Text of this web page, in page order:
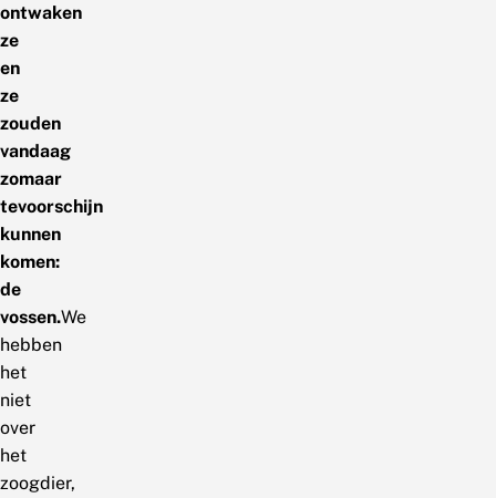
ontwaken
ze
en
ze
zouden
vandaag
zomaar
tevoorschijn
kunnen
komen:
de
vossen.We
hebben
het
niet
over
het
zoogdier,